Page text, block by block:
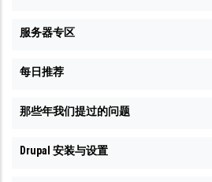
服务器专区
每日推荐
那些年我们提过的问题
Drupal 安装与设置